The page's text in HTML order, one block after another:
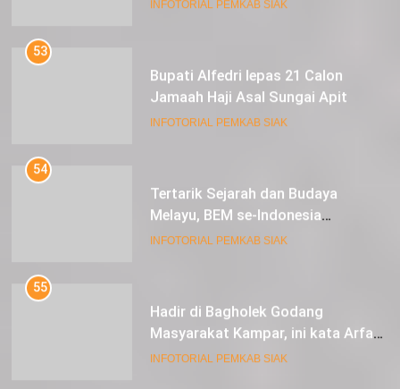
53
Jamaah Haji Asal Sungai Apit
INFOTORIAL PEMKAB SIAK
54
Melayu, BEM se-Indonesia
Berkunjung ke Kabupaten Siak
INFOTORIAL PEMKAB SIAK
55
Masyarakat Kampar, ini kata Arfan
Usman
INFOTORIAL PEMKAB SIAK